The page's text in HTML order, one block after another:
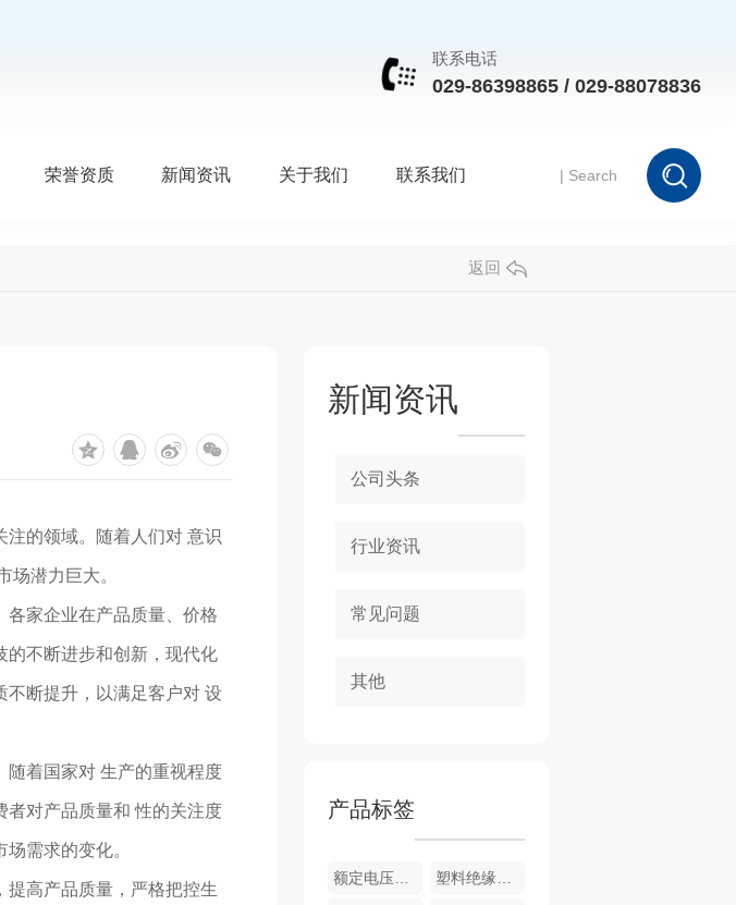
联系电话
029-86398865 / 029-88078836
荣誉资质 新闻资讯 关于我们 联系我们
返回
的领域。随着人们对 意识
场潜力巨大。
各家企业在产品质量、价格
的不断进步和创新，现代化
断提升，以满足客户对 设
随着国家对 生产的重视程度
者对产品质量和 性的关注度
需求的变化。
提高产品质量，严格把控生
新闻资讯
公司头条
行业资讯
常见问题
其他
产品标签
额定电压1.83kV及以下风力发电用耐扭曲软电缆 塑料绝缘电力电缆